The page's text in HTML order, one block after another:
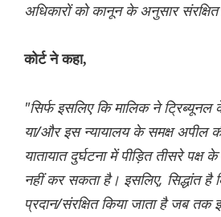
अधिकारों को कानून के अनुसार
कोर्ट ने कहा,
"सिर्फ इसलिए कि मालिक ने ट्रिब्यूनल
या/और इस न्यायालय के समक्ष अपील
यातायात दुर्घटना में पीड़ित तीसरे पक्ष
नहीं कर सकता है। इसलिए, सिद्धांत है
प्रदान/संरक्षित किया जाता है जब तक